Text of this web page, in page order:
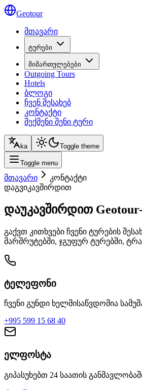
Geotour
მთავარი
ტურები
მიმართულებები
Outgoing Tours
Hotels
ბლოგი
ჩვენ შესახებ
კონტაქტი
შექმენი შენი ტური
ka Toggle theme
Toggle menu
მთავარი
კონტაქტი
დაგვიკავშირდით
დაუკავშირდით
გაქვთ კითხვები ჩვენი ტურების
მარშრუტებში, ჯგუფურ ტურებში,
ტელეფონი
ჩვენი გუნდი ხელმისაწვდომია
+995 599 15 68 40
ელფოსტა
გიპასუხებთ 24 საათის